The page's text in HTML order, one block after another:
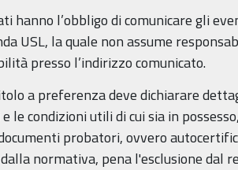
hanno l’obbligo di comunicare gli
USL, la quale non assume
presso l’indirizzo comunicato.
a preferenza deve dichiarare
le condizioni utili di cui sia in
probatori, ovvero
normativa, pena l'esclusione dal